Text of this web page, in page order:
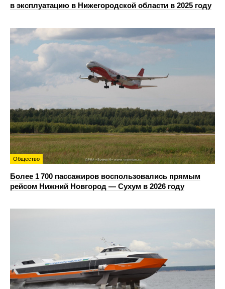
в эксплуатацию в Нижегородской области в 2025 году
Общество
Более 1 700 пассажиров воспользовались прямым
рейсом Нижний Новгород — Сухум в 2026 году